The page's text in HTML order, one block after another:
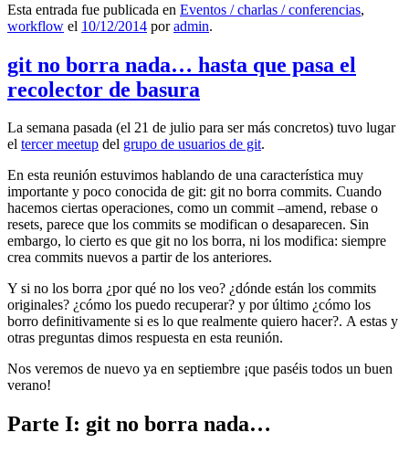
Esta entrada fue publicada en Eventos / charlas / conferencias,
workflow el 10/12/2014 poradmin.
git no borra nada… hasta que pasa el
recolector de basura
La semana pasada (el 21 de julio para ser más concretos) tuvo lugar
el tercer meetup del grupo de usuarios de git.
En esta reunión estuvimos hablando de una característica muy
importante y poco conocida de git: git no borra commits. Cuando
hacemos ciertas operaciones, como un commit –amend, rebase o
resets, parece que los commits se modifican o desaparecen. Sin
embargo, lo cierto es que git no los borra, ni los modifica: siempre
crea commits nuevos a partir de los anteriores.
Y si no los borra ¿por qué no los veo? ¿dónde están los commits
originales? ¿cómo los puedo recuperar? y por último ¿cómo los
borro definitivamente si es lo que realmente quiero hacer?. A estas y
otras preguntas dimos respuesta en esta reunión.
Nos veremos de nuevo ya en septiembre ¡que paséis todos un buen
verano!
Parte I: git no borra nada…